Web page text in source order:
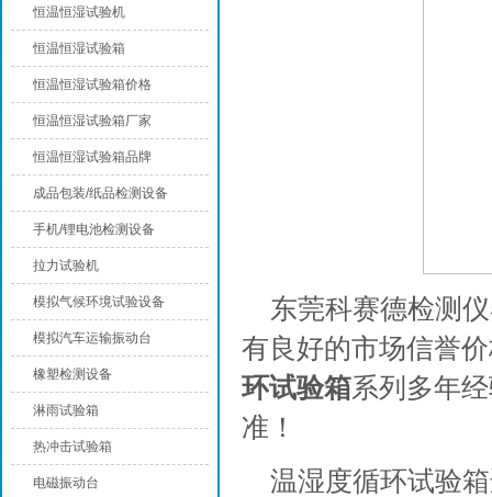
东莞科赛德检测
有良好的市场信誉
环试验箱系列多年
准！
温湿度循环试验
恒温恒湿试验机
恒温恒湿试验箱
恒温恒湿试验箱价格
恒温恒湿试验箱厂家
恒温恒湿试验箱品牌
成品包装/纸品检测设备
手机/锂电池检测设备
拉力试验机
模拟气候环境试验设备
模拟汽车运输振动台
橡塑检测设备
淋雨试验箱
热冲击试验箱
电磁振动台